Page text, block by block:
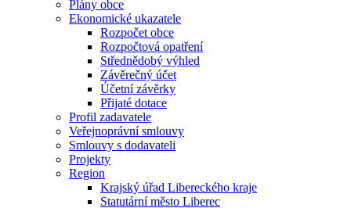
Plány obce
Ekonomické ukazatele
Rozpočet obce
Rozpočtová opatření
Střednědobý výhled
Závěrečný účet
Účetní závěrky
Přijaté dotace
Profil zadavatele
Veřejnoprávní smlouvy
Smlouvy s dodavateli
Projekty
Region
Krajský úřad Libereckého kraje
Statutární město Liberec